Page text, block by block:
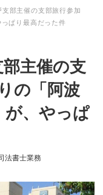
支部主催の支部旅行参加
ぱり最高だった件
部主催の支
の「阿波
が、やっぱ
ゴリー
法書士業務